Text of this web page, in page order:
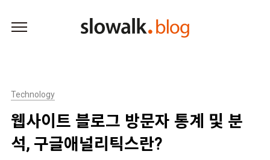
Technology
웹사이트 블로그 방문자 통계 및 분
석, 구글애널리틱스란?